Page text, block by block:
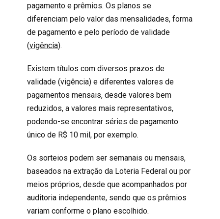
pagamento e prêmios. Os planos se
diferenciam pelo valor das mensalidades, forma
de pagamento e pelo período de validade
(vigência).
Existem títulos com diversos prazos de
validade (vigência) e diferentes valores de
pagamentos mensais, desde valores bem
reduzidos, a valores mais representativos,
podendo-se encontrar séries de pagamento
único de R$ 10 mil, por exemplo.
Os sorteios podem ser semanais ou mensais,
baseados na extração da Loteria Federal ou por
meios próprios, desde que acompanhados por
auditoria independente, sendo que os prêmios
variam conforme o plano escolhido.